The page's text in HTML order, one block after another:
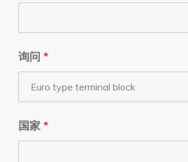
询问 *
国家 *